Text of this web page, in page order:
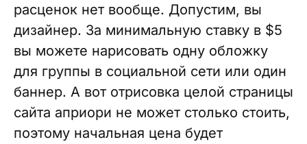
расценок нет вообще. Допустим, вы
дизайнер. За минимальную ставку в $5
вы можете нарисовать одну обложку
для группы в социальной сети или один
баннер. А вот отрисовка целой страницы
сайта априори не может столько стоить,
поэтому начальная цена будет